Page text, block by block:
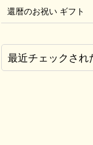
還暦のお祝い ギフト
最近チェックされ